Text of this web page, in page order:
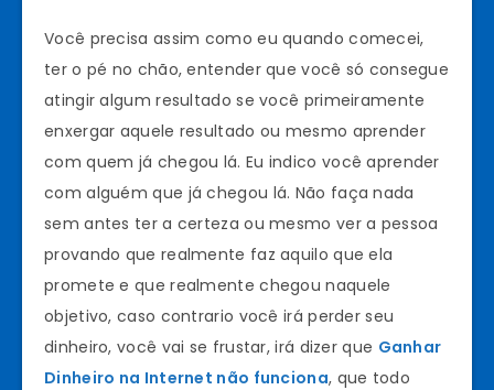
Você precisa assim como eu quando comecei,
ter o pé no chão, entender que você só consegue
atingir algum resultado se você primeiramente
enxergar aquele resultado ou mesmo aprender
com quem já chegou lá. Eu indico você aprender
com alguém que já chegou lá. Não faça nada
sem antes ter a certeza ou mesmo ver a pessoa
provando que realmente faz aquilo que ela
promete e que realmente chegou naquele
objetivo, caso contrario você irá perder seu
dinheiro, você vai se frustar, irá dizer que Ganhar
Dinheiro na Internet não funciona, que todo